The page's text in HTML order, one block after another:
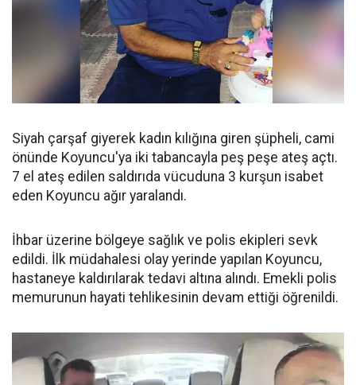
Siyah çarşaf giyerek kadın kılığına giren şüpheli, cami
önünde Koyuncu'ya iki tabancayla peş peşe ateş açtı.
7 el ateş edilen saldırıda vücuduna 3 kurşun isabet
eden Koyuncu ağır yaralandı.
İhbar üzerine bölgeye sağlık ve polis ekipleri sevk
edildi. İlk müdahalesi olay yerinde yapılan Koyuncu,
hastaneye kaldırılarak tedavi altına alındı. Emekli polis
memurunun hayati tehlikesinin devam ettiği öğrenildi.